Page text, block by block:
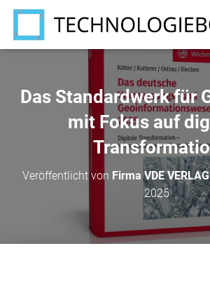
Das Standardwerk für
mit Fokus auf
Veröffentlicht von Firma VDE VERLAG
2025